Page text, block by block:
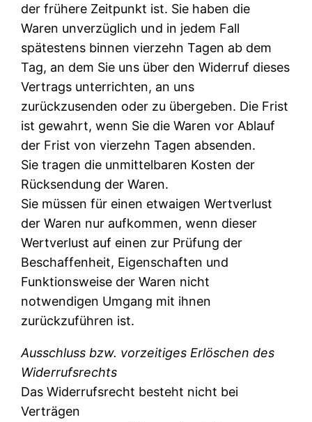
der frühere Zeitpunkt ist. Sie haben die
Waren unverzüglich und in jedem Fall
spätestens binnen vierzehn Tagen ab dem
Tag, an dem Sie uns über den Widerruf dieses
Vertrags unterrichten, an uns
zurückzusenden oder zu übergeben. Die Frist
ist gewahrt, wenn Sie die Waren vor Ablauf
der Frist von vierzehn Tagen absenden.
Sie tragen die unmittelbaren Kosten der
Rücksendung der Waren.
Sie müssen für einen etwaigen Wertverlust
der Waren nur aufkommen, wenn dieser
Wertverlust auf einen zur Prüfung der
Beschaffenheit, Eigenschaften und
Funktionsweise der Waren nicht
notwendigen Umgang mit ihnen
zurückzuführen ist.
Ausschluss bzw. vorzeitiges Erlöschen des
Widerrufsrechts
Das Widerrufsrecht besteht nicht bei
Verträgen